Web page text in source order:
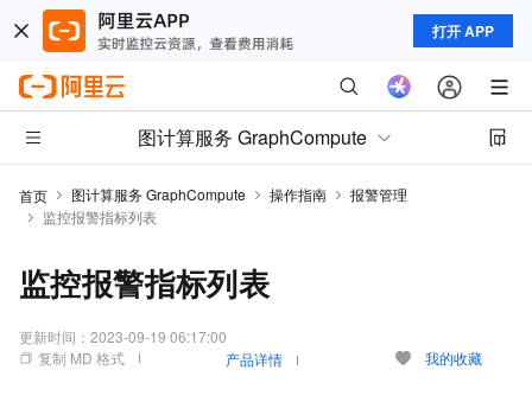
打开 APP
图计算服务 GraphCompute
首页 图计算服务 GraphCompute 操作指南
报警管理
监控报警指标列表
监控报警指标列表
更新时间： 2023-09-19 06:17:00
复制 MD 格式
产品详情 我的收藏